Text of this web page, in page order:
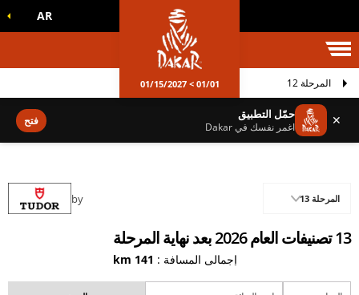
داكار AR
01/01 > 01/15/2027 المرحلة 12
✕ حمّل التطبيق
اغمر نفسك في Dakar فتح
13 تصنيفات العام 2026 بعد نهاية المرحلة
إجمالي المسافة : 141 km
by المرحلة 13